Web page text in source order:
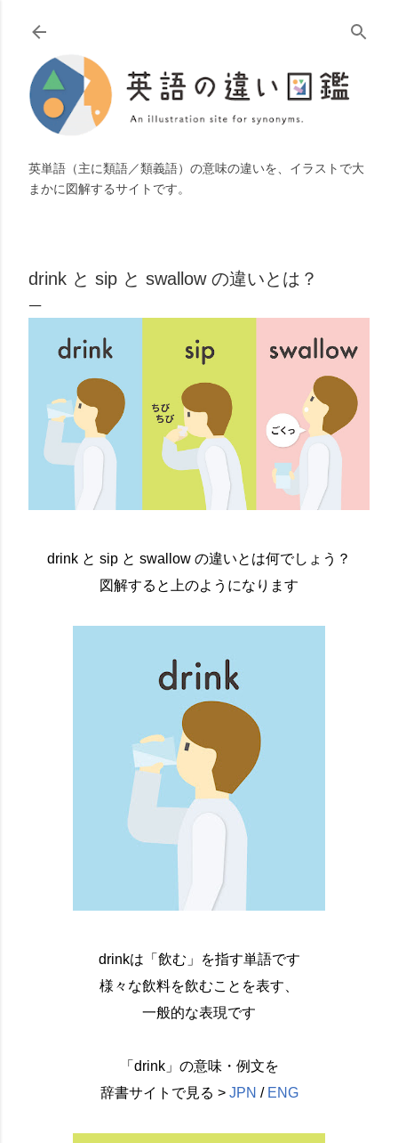
スキップしてメイン コンテンツに移動
英単語（主に類語／類義語）の意味の違いを、イラストで大
まかに図解するサイトです。
drink と sip と swallow の違いとは？
drink と sip と swallow の違いとは何でしょう？
図解すると上のようになります
drinkは「飲む」を指す単語です
様々な飲料を飲むことを表す、
一般的な表現です
「drink」の意味・例文を
辞書サイトで見る > JPN / ENG